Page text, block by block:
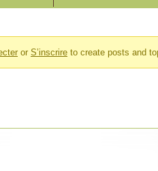
or S’inscrire to create posts and